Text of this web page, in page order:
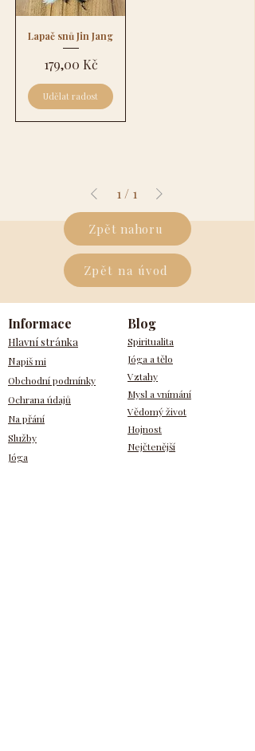
Lapač snů Jin Jang
Cena
179,00 Kč
Udělat radost
1 / 1
Zpět nahoru
Zpět na úvod
Informace
Hlavní stránka
Napiš mi
Obchodní podmínky
Ochrana údajů
Na přání
Služby
Jóga
Blog
Spiritualita
Jóga a tělo
Vztahy
Mysl a vnímání
Vědomý život
Hojnost
Nejčtenější